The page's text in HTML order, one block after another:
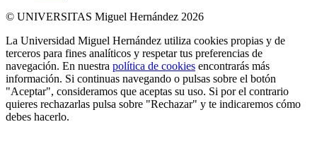
© UNIVERSITAS Miguel Hernández 2026
La Universidad Miguel Hernández utiliza cookies propias y de
terceros para fines analíticos y respetar tus preferencias de
navegación. En nuestra política de cookies encontrarás más
información. Si continuas navegando o pulsas sobre el botón
"Aceptar", consideramos que aceptas su uso. Si por el contrario
quieres rechazarlas pulsa sobre "Rechazar" y te indicaremos cómo
debes hacerlo.